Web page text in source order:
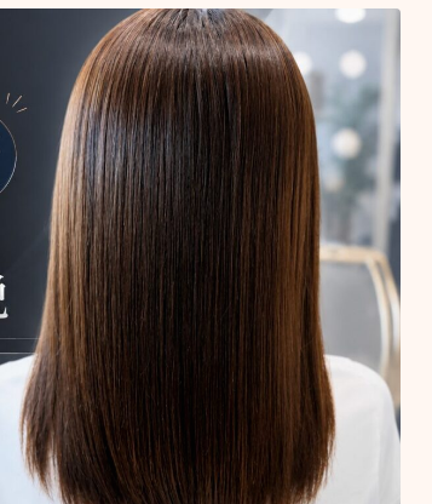
頭皮ケア
サロンワーク実例
スタイルから探す
ショート
ボブ
ミディアム
ロング
悩みから探す
くせ・うねり・広がり
白髪・エイジングケア
ボリューム
抜け毛 薄毛
ダメージ・パサつき